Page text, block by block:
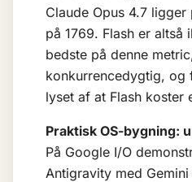
Claude Opus 4.7 ligger
på 1769. Flash er altså
bedste på denne
konkurrencedygtig, og
lyset af at Flash koster
Praktisk OS-bygning:
På Google I/O
Antigravity med